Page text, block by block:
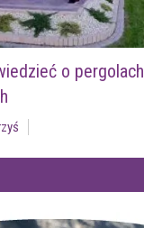
o pergolach